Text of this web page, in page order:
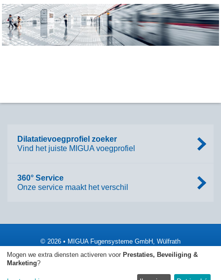
Dilatatievoegprofiel zoeker
Vind het juiste MIGUA voegprofiel
360° Service
Onze service maakt het verschil
© 2026 • MIGUA Fugensysteme GmbH, Wülfrath
Sitemap
Mogen we extra diensten activeren voor Prestaties, Beveiliging &
Marketing?